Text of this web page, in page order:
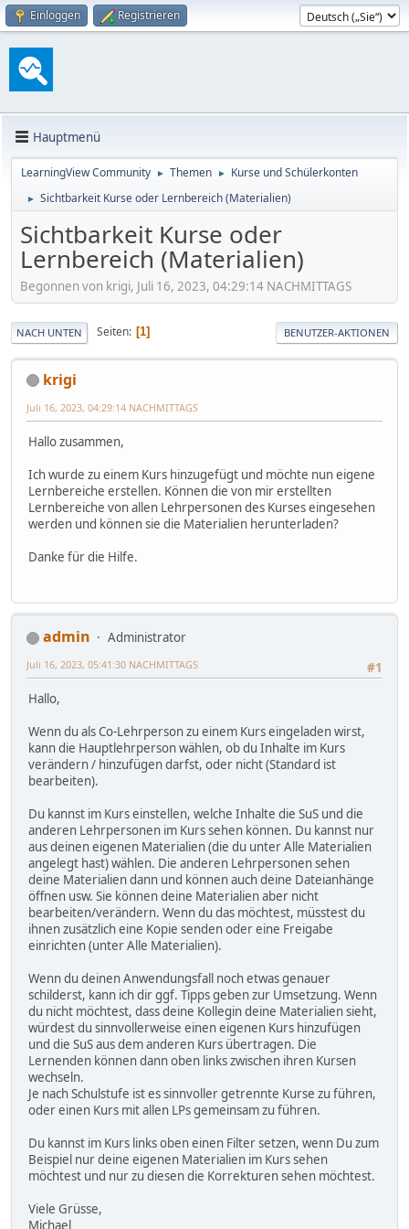
Einloggen Registrieren
Hauptmenü
LearningView Community ► Themen ► Kurse und Schülerkonten
► Sichtbarkeit Kurse oder Lernbereich (Materialien)
Sichtbarkeit Kurse oder
Lernbereich (Materialien)
Begonnen von krigi, Juli 16, 2023, 04:29:14 NACHMITTAGS
NACH UNTEN Seiten 1 BENUTZER-AKTIONEN
krigi
Juli 16, 2023, 04:29:14 NACHMITTAGS
Hallo zusammen,
Ich wurde zu einem Kurs hinzugefügt und möchte nun eigene
Lernbereiche erstellen. Können die von mir erstellten
Lernbereiche von allen Lehrpersonen des Kurses eingesehen
werden und können sie die Materialien herunterladen?
Danke für die Hilfe.
admin
Administrator
#1
Juli 16, 2023, 05:41:30 NACHMITTAGS
Hallo,
Wenn du als Co-Lehrperson zu einem Kurs eingeladen wirst,
kann die Hauptlehrperson wählen, ob du Inhalte im Kurs
verändern / hinzufügen darfst, oder nicht (Standard ist
bearbeiten).
Du kannst im Kurs einstellen, welche Inhalte die SuS und die
anderen Lehrpersonen im Kurs sehen können. Du kannst nur
aus deinen eigenen Materialien (die du unter Alle Materialien
angelegt hast) wählen. Die anderen Lehrpersonen sehen
deine Materialien dann und können auch deine Dateianhänge
öffnen usw. Sie können deine Materialien aber nicht
bearbeiten/verändern. Wenn du das möchtest, müsstest du
ihnen zusätzlich eine Kopie senden oder eine Freigabe
einrichten (unter Alle Materialien).
Wenn du deinen Anwendungsfall noch etwas genauer
schilderst, kann ich dir ggf. Tipps geben zur Umsetzung. Wenn
du nicht möchtest, dass deine Kollegin deine Materialien sieht,
würdest du sinnvollerweise einen eigenen Kurs hinzufügen
und die SuS aus dem anderen Kurs übertragen. Die
Lernenden können dann oben links zwischen ihren Kursen
wechseln.
Je nach Schulstufe ist es sinnvoller getrennte Kurse zu führen,
oder einen Kurs mit allen LPs gemeinsam zu führen.
Du kannst im Kurs links oben einen Filter setzen, wenn Du zum
Beispiel nur deine eigenen Materialien im Kurs sehen
möchtest und nur zu diesen die Korrekturen sehen möchtest.
Viele Grüsse,